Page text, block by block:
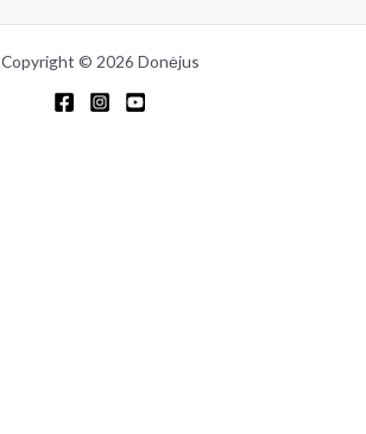
Copyright © 2026 Donėjus